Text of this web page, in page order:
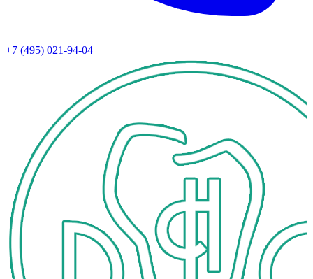
+7 (495) 021-94-04